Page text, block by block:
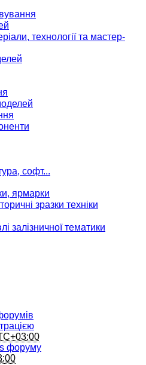
технології та мастер-
софт...
ярмарки
зразки техніки
залізничної тематики
форуму